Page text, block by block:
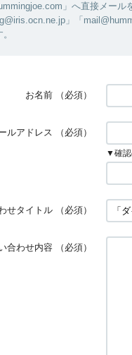
」へ直接メー
」「
お名前 （必須）
ルアドレス （必須）
▼確認
せタイトル （必須）
合わせ内容 （必須）